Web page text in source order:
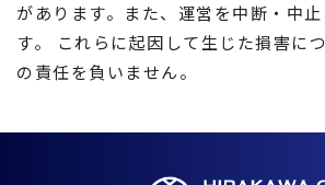
があります。また、運営を中断・中
す。 これらに起因して生じた損害に
の責任を負いません。